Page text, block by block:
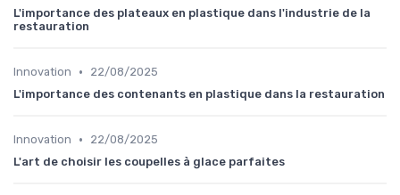
L'importance des plateaux en plastique dans l'industrie de la
restauration
Innovation •
22/08/2025
L'importance des contenants en plastique dans la restauration
Innovation •
22/08/2025
L'art de choisir les coupelles à glace parfaites